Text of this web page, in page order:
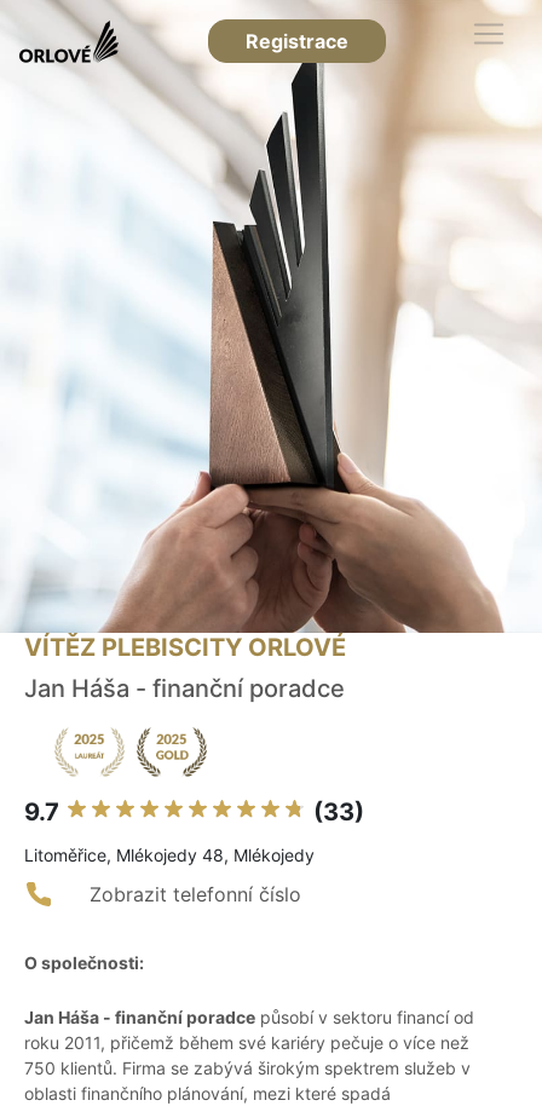
Registrace
VÍTĚZ PLEBISCITY ORLOVÉ
Jan Háša - finanční poradce
9.7 (33)
Litoměřice, Mlékojedy 48, Mlékojedy
Zobrazit telefonní číslo
O společnosti:
Jan Háša - finanční poradce působí v sektoru financí od
roku 2011, přičemž během své kariéry pečuje o více než
750 klientů. Firma se zabývá širokým spektrem služeb v
oblasti finančního plánování, mezi které spadá